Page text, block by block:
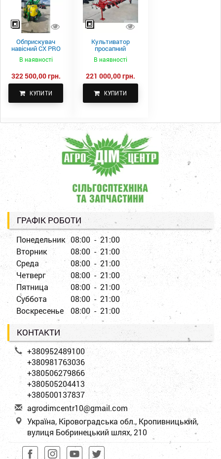
Обприскувач
навісний CX PRO
В наявності
322 500,00 грн.
КУПИТИ
Культиватор
просапний
КПН-5,6-05
В наявності
221 000,00 грн.
КУПИТИ
ГРАФІК РОБОТИ
Понедельник 08:00 - 21:00
Вторник
08:00 - 21:00
Среда
08:00 - 21:00
Четверг
08:00 - 21:00
Пятница
08:00 - 21:00
Суббота
08:00 - 21:00
Воскресенье
08:00 - 21:00
КОНТАКТИ
+380952489100
+380981763036
+380506279866
+380505204413
+380500137837
agrodimcentr10@gmail.com
Україна, Кіровоградська обл., Кропивницький,
вулиця Бобринецький шлях, 210